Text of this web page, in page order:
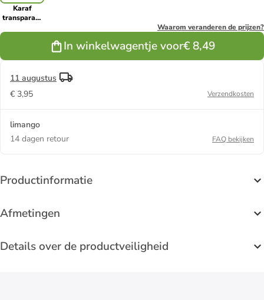
Karaf
transparant
Waarom veranderen de prijzen?
In winkelwagentje voor€ 8,49
11 augustus
€ 3,95
Verzendkosten
limango
14 dagen retour
FAQ bekijken
Productinformatie
Afmetingen
Details over de productveiligheid